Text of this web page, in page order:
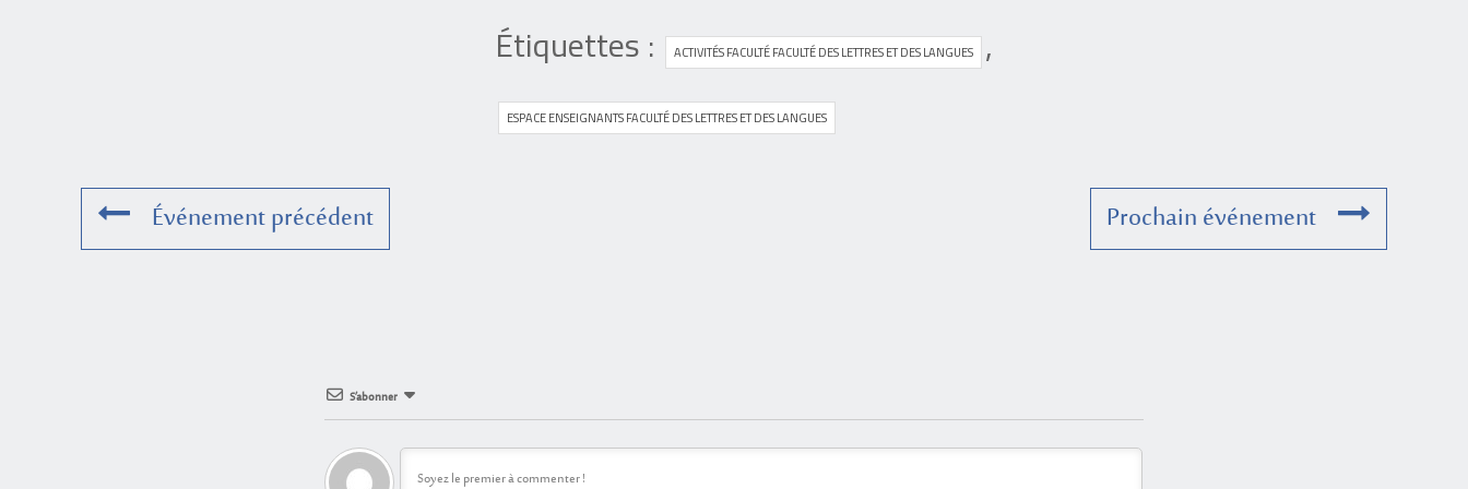
Étiquettes : ACTIVITÉS FACULTÉ FACULTÉ DES LETTRES ET DES LANGUES ,
ESPACE ENSEIGNANTS FACULTÉ DES LETTRES ET DES LANGUES
Événement précédent Prochain événement
S’abonner